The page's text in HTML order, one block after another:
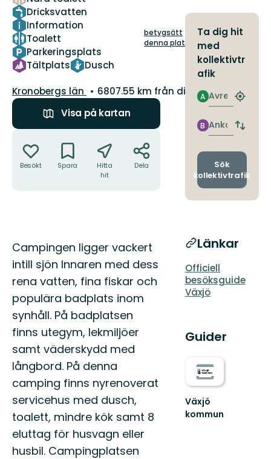
Dricksvatten
Information
Toalett
Parkeringsplats
Tältplats
Dusch
betygsätt
denna plats!
Län:
Kronobergs län
6807.55 km från dig
Visa på kartan
Besökt Spara
Hitta
hit
Dela
Beskrivning
Campingen ligger vackert
intill sjön Innaren med dess
rena vatten, fina fiskar och
populära badplats inom
synhåll. På badplatsen
finns utegym, lekmiljöer
samt väderskydd med
långbord. På denna
camping finns nyrenoverat
servicehus med dusch,
toalett, mindre kök samt 8
eluttag för husvagn eller
husbil. Campingplatsen
Ta dig hit
med
kollektivtr
afik
Avresa
A
Hitta
Ankomst
B
Byt
och
Sök
kollektivtrafik
Länkar
Officiell
besöksguide
Växjö
Guider
Växjö
kommun